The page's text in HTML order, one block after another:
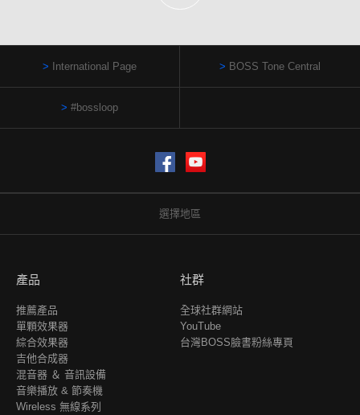
International Page BOSS Tone Central
#bossloop
Facebook
選擇地區
產品
推薦產品
單顆效果器
綜合效果器
吉他合成器
混音器 ＆ 音訊設備
音樂播放 & 節奏機
Wireless 無線系列
社群
全球社群網站
YouTube
台灣BOSS臉書粉絲專頁